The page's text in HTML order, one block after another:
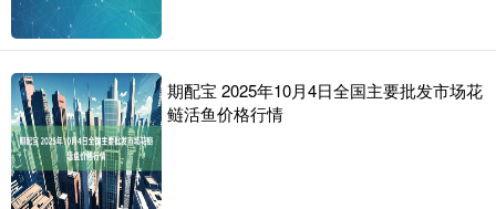
期配宝 2025年10月4日全国主要批发市场花
鲢活鱼价格行情